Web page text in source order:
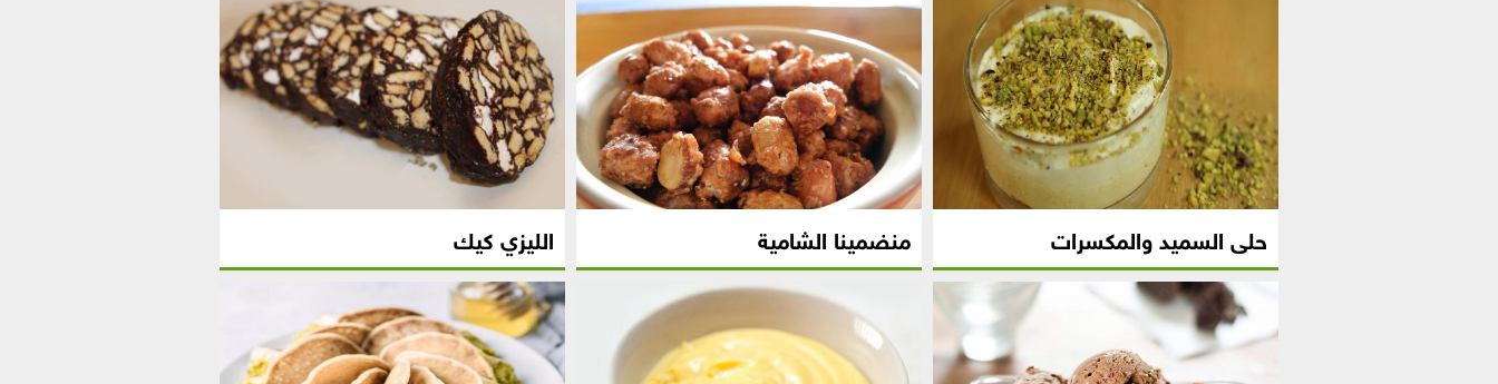
حلى السميد والمكسرات منضمينا الشامية الليزي كيك